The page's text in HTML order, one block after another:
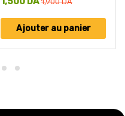
Ajouter au panier